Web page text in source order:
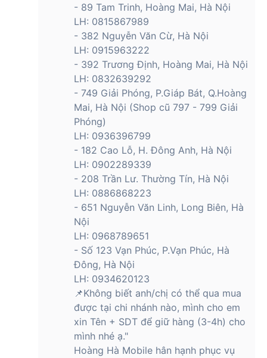
- 89 Tam Trinh, Hoàng Mai, Hà Nội
LH: 0815867989
- 382 Nguyễn Văn Cừ, Hà Nội
LH: 0915963222
- 392 Trương Định, Hoàng Mai, Hà Nội
LH: 0832639292
- 749 Giải Phóng, P.Giáp Bát, Q.Hoàng
Mai, Hà Nội (Shop cũ 797 - 799 Giải
Phóng)
LH: 0936396799
- 182 Cao Lỗ, H. Đông Anh, Hà Nội
LH: 0902289339
- 208 Trần Lư. Thường Tín, Hà Nội
LH: 0886868223
- 651 Nguyễn Văn Linh, Long Biên, Hà
Nội
LH: 0968789651
- Số 123 Vạn Phúc, P.Vạn Phúc, Hà
Đông, Hà Nội
LH: 0934620123
📌Không biết anh/chị có thể qua mua
được tại chi nhánh nào, mình cho em
xin Tên + SDT để giữ hàng (3-4h) cho
mình nhé ạ."
Hoàng Hà Mobile hân hạnh phục vụ